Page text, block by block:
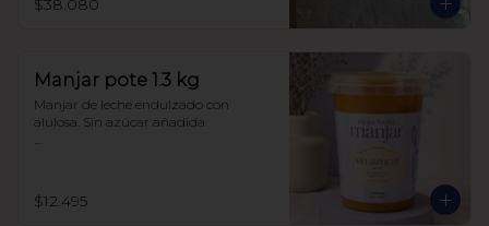
Sin maltitol ni polioles.
$38.080
Manjar pote 1.3 kg
Manjar de leche endulzado con
alulosa. Sin azúcar añadida
99.9% endulzado con alulosa
$12.495